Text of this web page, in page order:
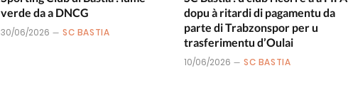
verde da a DNCG
30/06/2026 SC BASTIA
dopu à ritardi di pagamentu da
parte di Trabzonspor per u
trasferimentu d’Oulai
10/06/2026 SC BASTIA